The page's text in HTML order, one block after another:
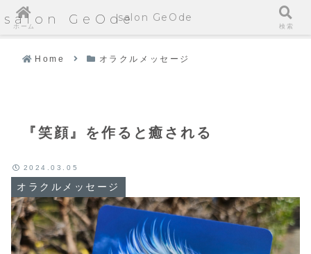
salon GeOde
Home オラクルメッセージ
『笑顔』を作ると癒される
オラクルメッセージ
2024.03.05
ホーム
salon GeOde
検索